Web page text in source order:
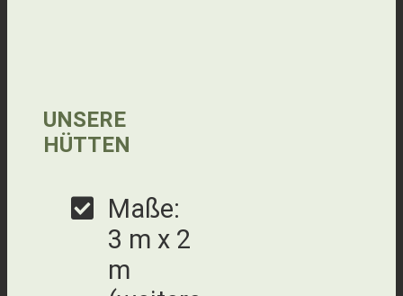
UNSERE
HÜTTEN
Maße:
3 m x 2
m